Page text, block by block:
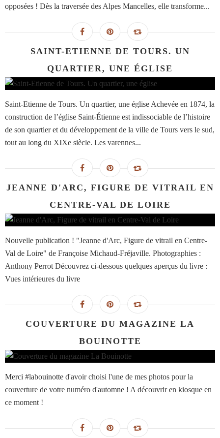
opposées ! Dès la traversée des Alpes Mancelles, elle transforme...
SAINT-ETIENNE DE TOURS. UN
QUARTIER, UNE ÉGLISE
Saint-Etienne de Tours. Un quartier, une église Achevée en 1874, la
construction de l’église Saint-Étienne est indissociable de l’histoire
de son quartier et du développement de la ville de Tours vers le sud,
tout au long du XIXe siècle. Les varennes...
JEANNE D'ARC, FIGURE DE VITRAIL EN
CENTRE-VAL DE LOIRE
Nouvelle publication ! "Jeanne d'Arc, Figure de vitrail en Centre-
Val de Loire" de Françoise Michaud-Fréjaville. Photographies :
Anthony Perrot Découvrez ci-dessous quelques aperçus du livre :
Vues intérieures du livre
COUVERTURE DU MAGAZINE LA
BOUINOTTE
Merci #labouinotte d'avoir choisi l'une de mes photos pour la
couverture de votre numéro d'automne ! A découvrir en kiosque en
ce moment !